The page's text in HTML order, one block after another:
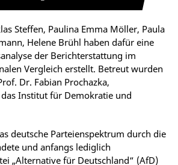
Steffen, Paulina Emma Möller, Paula
Helene Brühl haben dafür eine
der Berichterstattung im
Vergleich erstellt. Betreut wurden
Dr. Fabian Prochazka,
Institut für Demokratie und
deutsche Parteienspektrum durch die
und anfangs lediglich
„Alternative für Deutschland“ (AfD)